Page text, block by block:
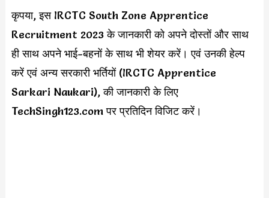
कृपया, इस IRCTC South Zone Apprentice
Recruitment 2023 के जानकारी को अपने दोस्तों और साथ
ही साथ अपने भाई-बहनों के साथ भी शेयर करें। एवं उनकी हेल्प
करें एवं अन्य सरकारी भर्तियों (IRCTC Apprentice
Sarkari Naukari), की जानकारी के लिए
TechSingh123.com पर प्रतिदिन विजिट करें।